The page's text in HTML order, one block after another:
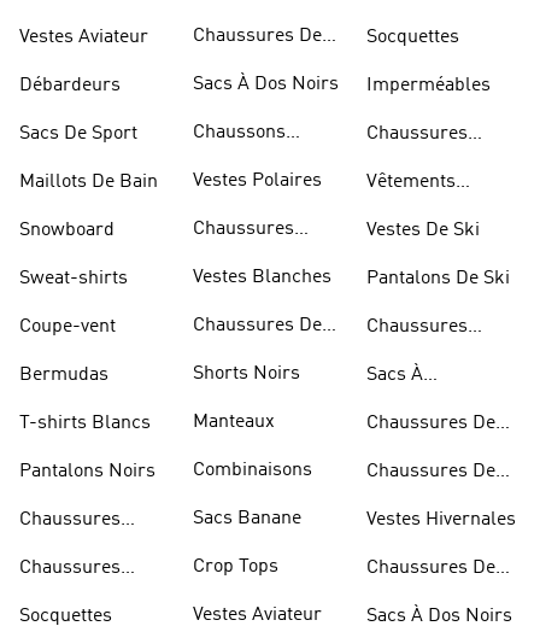
Vestes Aviateur
Débardeurs
Sacs De Sport
Maillots De Bain
Snowboard
Sweat-shirts
Coupe-vent
Bermudas
T-shirts Blancs
Pantalons Noirs
Chaussures
Chaussures
Socquettes
Chaussures De
Sacs À Dos Noirs
Chaussons
Vestes Polaires
Chaussures
Vestes Blanches
Chaussures De
Shorts Noirs
Manteaux
Combinaisons
Sacs Banane
Crop Tops
Vestes Aviateur
Socquettes
Imperméables
Chaussures
Vêtements
Vestes De Ski
Pantalons De Ski
Chaussures
Sacs À
Chaussures De
Chaussures De
Vestes Hivernales
Chaussures De
Sacs À Dos Noirs